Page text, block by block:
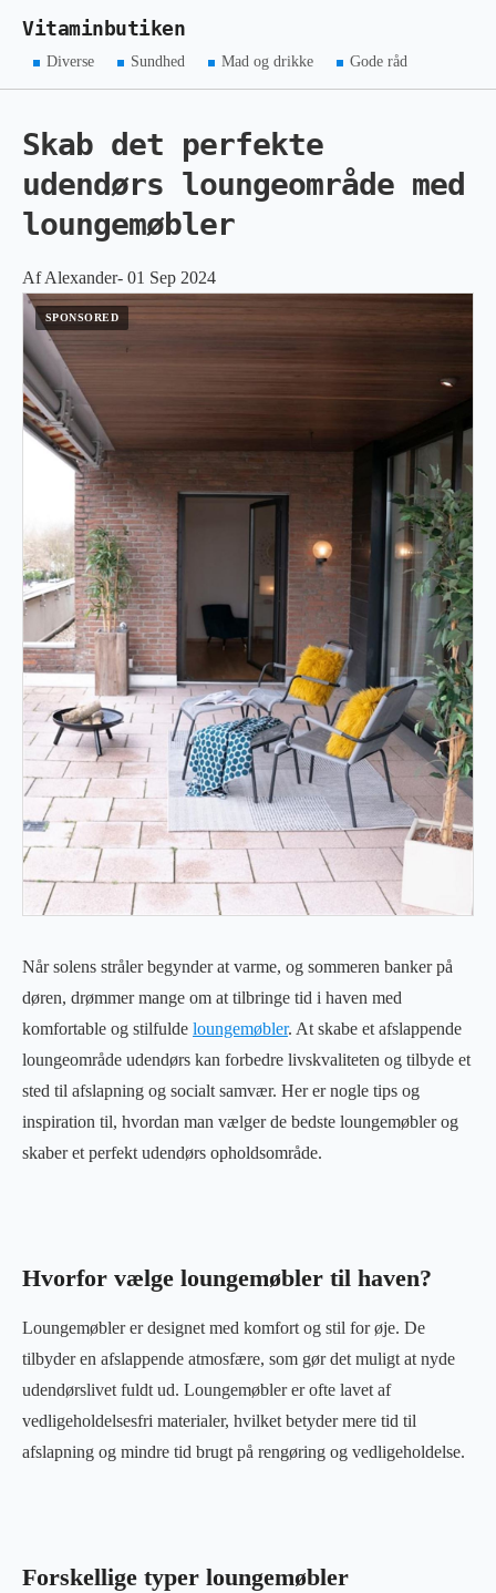
Vitaminbutiken
Diverse Sundhed Mad og drikke Gode råd
Skab det perfekte
udendørs loungeområde med
loungemøbler
Af Alexander- 01 Sep 2024
Når solens stråler begynder at varme, og sommeren banker på
døren, drømmer mange om at tilbringe tid i haven med
komfortable og stilfulde loungemøbler. At skabe et afslappende
loungeområde udendørs kan forbedre livskvaliteten og tilbyde et
sted til afslapning og socialt samvær. Her er nogle tips og
inspiration til, hvordan man vælger de bedste loungemøbler og
skaber et perfekt udendørs opholdsområde.
Hvorfor vælge loungemøbler til haven?
Loungemøbler er designet med komfort og stil for øje. De
tilbyder en afslappende atmosfære, som gør det muligt at nyde
udendørslivet fuldt ud. Loungemøbler er ofte lavet af
vedligeholdelsesfri materialer, hvilket betyder mere tid til
afslapning og mindre tid brugt på rengøring og vedligeholdelse.
Forskellige typer loungemøbler